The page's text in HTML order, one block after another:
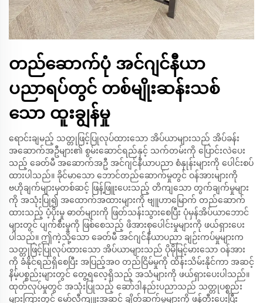
တည်ဆောက်ပုံ အင်ဂျင်နီယာ
ပညာရပ်တွင် တစ်မျိုးဆန်းသစ်
သော ထူးချွန်မှု
ရောင်းချမည့် သတ္တုဖြင့်ပြုလုပ်ထားသော အိပ်ယာများသည် အိပ်ခန်း
အဆောက်အဦများ၏ စွမ်းဆောင်ရည်နှင့် သက်တမ်းကို ပြောင်းလဲပေး
သည့် ခေတ်မီ အဆောက်အဦ အင်ဂျင်နီယာပညာ စံနှုန်းများကို ပေါင်းစပ်
ထားပါသည်။ ခိုင်မာသော ဘောင်တည်ဆောက်မှုတွင် ဝန်အားများကို
ဗဟိုချက်များမှတစ်ဆင့် ဖြန့်ဖြူးပေးသည့် တိကျသော တွက်ချက်မှုများ
ကို အသုံးပြု၍ အထောက်အထားများကို ဗျူဟာမြောက် တည်ဆောက်
ထားသည့် ပံ့ပိုးမှု ဓာတ်များကို ဖြတ်သန်းသွားစေပြီး ပုံမှန်အိပ်ယာဘောင်
များတွင် ပျက်စီးမှုကို ဖြစ်စေသည့် ဖိအားစုပေါင်းမှုများကို ဖယ်ရှားပေး
ပါသည်။ ဤကဲ့သို့သော ခေတ်မီ အင်ဂျင်နီယာပညာ ချဉ်းကပ်မှုများက
သတ္တုဖြင့်ပြုလုပ်ထားသော အိပ်ယာများသည် ပိုမိုမြင့်မားသော ဝန်အား
ကို ခံနိုင်ရည်ရှိစေပြီး အပြည့်အဝ တည်ငြိမ်မှုကို ထိန်းသိမ်းနိုင်ကာ အဆင့်
နိမ့်ပစ္စည်းများတွင် တွေ့ရလေ့ရှိသည့် အသံများကို ဖယ်ရှားပေးပါသည်။
ထုတ်လုပ်မှုတွင် အသုံးပြုသည့် ဆော်ဒါနည်းပညာသည် သတ္တုပစ္စည်း
များကြားတွင် မော်လီကျူးအဆင့် ချိတ်ဆက်မှုများကို ဖန်တီးပေးပြီး